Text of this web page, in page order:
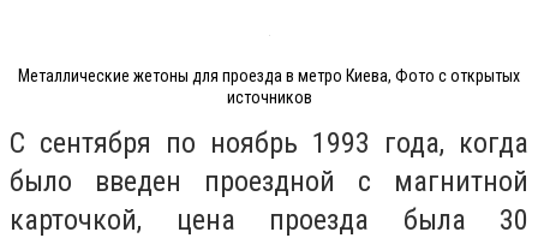
Металлические жетоны для проезда в метро Киева, Фото с открытых
источников
С сентября по ноябрь 1993 года, когда
было введен проездной с магнитной
карточкой, цена проезда была 30